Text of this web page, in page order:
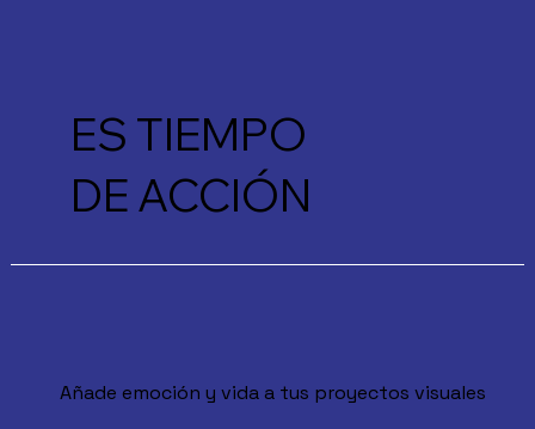
ES TIEMPO
DE ACCIÓN
Añade emoción y vida a tus proyectos visuales